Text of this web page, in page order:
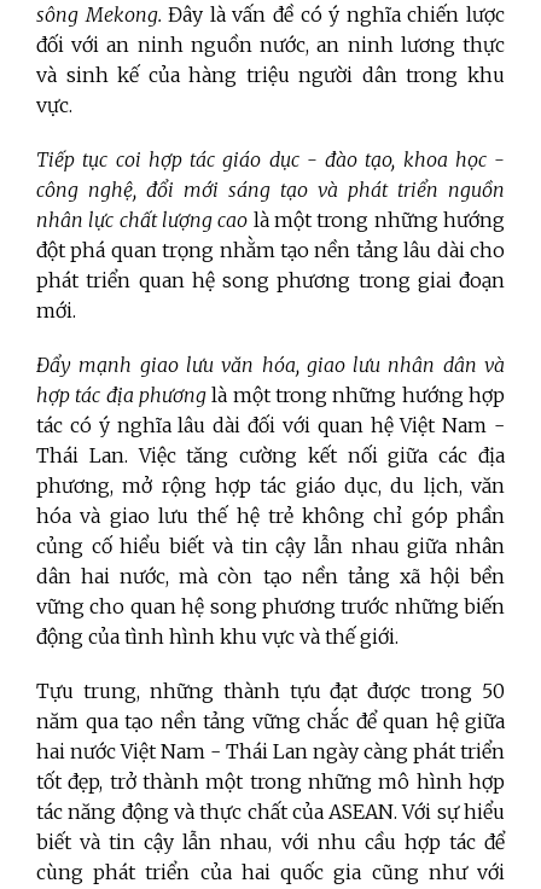
sông Mekong. Đây là vấn đề có ý nghĩa chiến lược
đối với an ninh nguồn nước, an ninh lương thực
và sinh kế của hàng triệu người dân trong khu
vực.
Tiếp tục coi hợp tác giáo dục - đào tạo, khoa học -
công nghệ, đổi mới sáng tạo và phát triển nguồn
nhân lực chất lượng cao là một trong những hướng
đột phá quan trọng nhằm tạo nền tảng lâu dài cho
phát triển quan hệ song phương trong giai đoạn
mới.
Đẩy mạnh giao lưu văn hóa, giao lưu nhân dân và
hợp tác địa phươnglà một trong những hướng hợp
tác có ý nghĩa lâu dài đối với quan hệ Việt Nam -
Thái Lan. Việc tăng cường kết nối giữa các địa
phương, mở rộng hợp tác giáo dục, du lịch, văn
hóa và giao lưu thế hệ trẻ không chỉ góp phần
củng cố hiểu biết và tin cậy lẫn nhau giữa nhân
dân hai nước, mà còn tạo nền tảng xã hội bền
vững cho quan hệ song phương trước những biến
động của tình hình khu vực và thế giới.
Tựu trung, những thành tựu đạt được trong 50
năm qua tạo nền tảng vững chắc để quan hệ giữa
hai nước Việt Nam - Thái Lan ngày càng phát triển
tốt đẹp, trở thành một trong những mô hình hợp
tác năng động và thực chất của ASEAN. Với sự hiểu
biết và tin cậy lẫn nhau, với nhu cầu hợp tác để
cùng phát triển của hai quốc gia cũng như với